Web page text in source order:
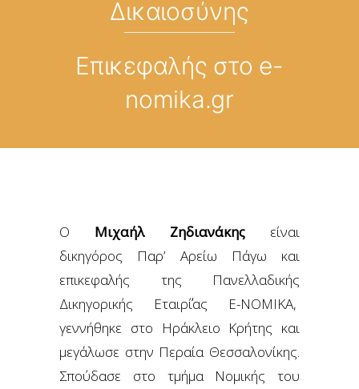
Δικαιοσύνης
Επικεφαλής στο e-
nomika.gr
Ο Μιχαήλ Ζηδιανάκηςείναι
δικηγόρος Παρ’ Αρείω Πάγω και
επικεφαλής της Πανελλαδικής
Δικηγορικής Εταιρ΄΄ίας E-NOMIKA,
γεννήθηκε στο Ηράκλειο Κρήτης και
μεγάλωσε στην Περαία Θεσσαλονίκης.
Σπούδασε στο τμήμα Νομικής του